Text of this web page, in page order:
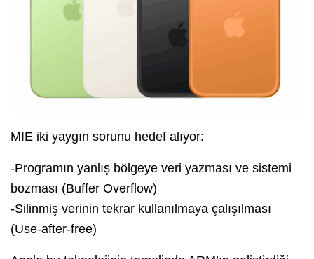
MIE iki yaygın sorunu hedef alıyor:
-Programın yanlış bölgeye veri yazması ve sistemi
bozması (Buffer Overflow)
-Silinmiş verinin tekrar kullanılmaya çalışılması
(Use-after-free)